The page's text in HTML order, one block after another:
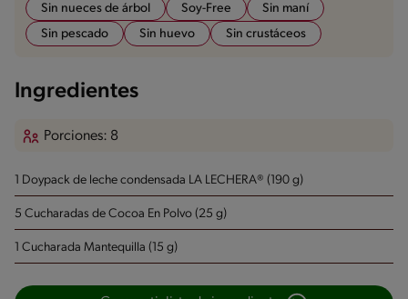
Sin nueces de árbol Soy-Free
Sin maní
Sin pescado
Sin huevo Sin crustáceos
Ingredientes
Porciones: 8
1 Doypack de leche condensada LA LECHERA® (190 g)
5 Cucharadas de Cocoa En Polvo (25 g)
1 Cucharada Mantequilla (15 g)